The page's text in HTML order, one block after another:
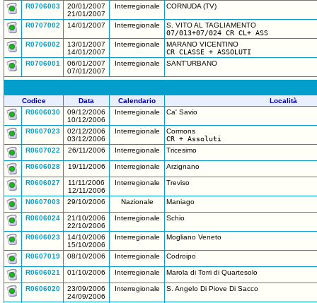
R0706003
20/01/2007
21/01/2007
Interregionale CORNUDA (TV)
R0707002 14/01/2007 Interregionale
S. VITO AL TAGLIAMENTO
07/013+07/024 CR CL+ ASS
R0706002
13/01/2007
14/01/2007
Interregionale
MARANO VICENTINO
CR CLASSE + ASSOLUTI
R0706001
06/01/2007
07/01/2007
Interregionale SANT'URBANO
Codice Data Calendario
Località
R0606030
09/12/2006
10/12/2006
Interregionale Ca' Savio
R0607023
02/12/2006
03/12/2006
Interregionale
Cormons
CR + Assoluti
R0607022
26/11/2006 Interregionale Tricesimo
R0606028 19/11/2006 Interregionale Arzignano
R0606027
11/11/2006
12/11/2006
Interregionale Treviso
N0607003 29/10/2006 Nazionale Maniago
R0606024
21/10/2006
22/10/2006
Interregionale Schio
R0606023
14/10/2006
15/10/2006
Interregionale Mogliano Veneto
R0607019 08/10/2006 Interregionale Codroipo
R0606021 01/10/2006 Interregionale Marola di Torri di Quartesolo
R0606020
23/09/2006
24/09/2006
Interregionale S. Angelo Di Piove Di Sacco